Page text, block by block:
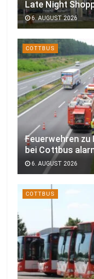
Late Night
6. AUGUST 2026
COTTBUS
Feuerwehren zu
bei Cottbus
6. AUGUST 2026
COTTBUS